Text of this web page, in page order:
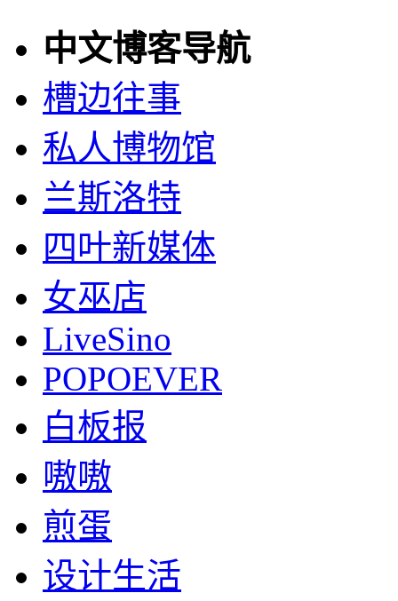
中文博客导航
槽边往事
私人博物馆
兰斯洛特
四叶新媒体
女巫店
LiveSino
POPOEVER
白板报
嗷嗷
煎蛋
设计生活